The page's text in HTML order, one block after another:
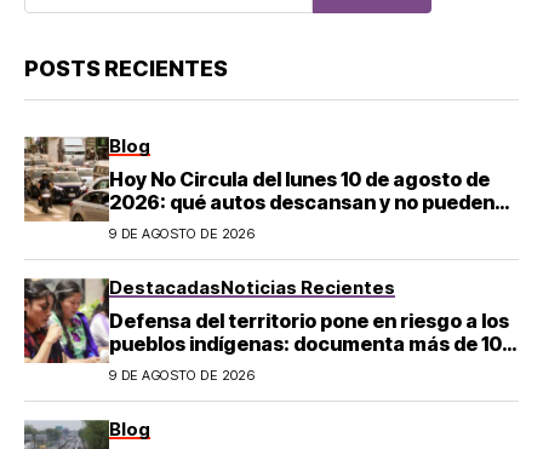
POSTS RECIENTES
Blog
Hoy No Circula del lunes 10 de agosto de
2026: qué autos descansan y no pueden
salir en CDMX y el Estado de México; estos
9 DE AGOSTO DE 2026
DestacadasNoticias Recientes
Defensa del territorio pone en riesgo a los
pueblos indígenas: documenta más de 100
desapariciones
9 DE AGOSTO DE 2026
Blog